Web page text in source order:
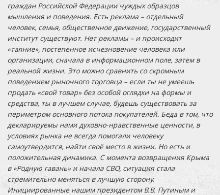
граждан Российской Федерации чуждых образцов
мышления и поведения. Есть реклама – отдельный
человек, семья, общественное движение, государственный
институт существуют. Нет рекламы – и происходит
«таяние», постепенное исчезновение человека или
организации, сначала в информационном поле, затем в
реальной жизни. Это можно сравнить со скромным
поведением рыночного торговца – если ты не умеешь
продать «свой товар» без особой оглядки на формы и
средства, ты в лучшем случае, будешь существовать за
периметром основного потока покупателей. Беда в том, что
декларируемы нами духовно-нравственные ценности, в
условиях рынка не всегда помогали человеку
самоутвердится, найти своё место в жизни. Но есть и
положительная динамика. С момента возвращения Крыма
в «Родную гавань» и начала СВО, ситуация стала
стремительно меняться в лучшую сторону.
Инициированные нашим президентом В.В. Путиным и